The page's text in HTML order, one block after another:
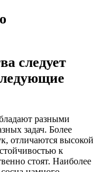
следует
разными
задач. Более
отличаются высокой
к
стоят. Наиболее